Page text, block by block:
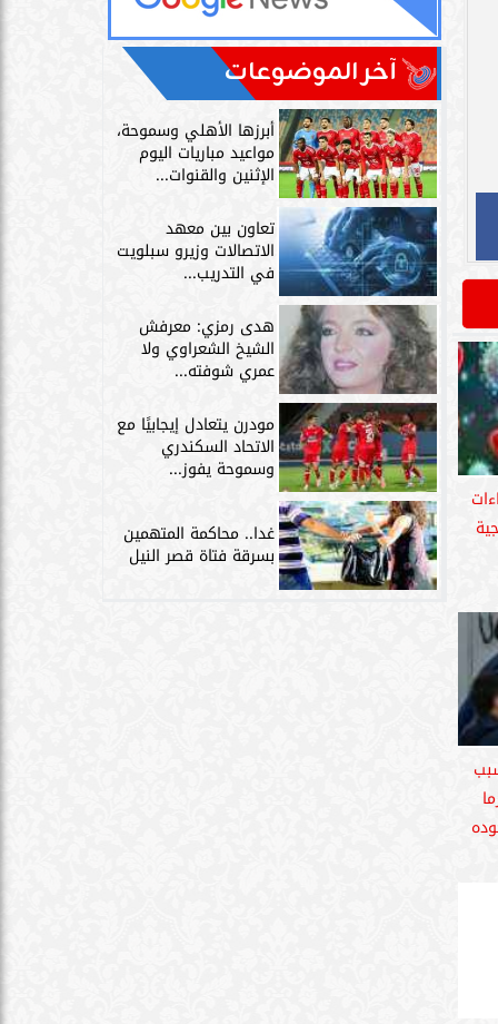
آخر الموضوعات
أبرزها الأهلي وسموحة،
مواعيد مباريات اليوم
الإثنين والقنوات...
تعاون بين معهد
الاتصالات وزيرو سبلويت
في التدريب...
هدى رمزي: معرفش
الشيخ الشعراوي ولا
عمري شوفته...
مودرن يتعادل إيجابيًا مع
الاتحاد السكندري
وسموحة يفوز...
غدا.. محاكمة المتهمين
بسرقة فتاة قصر النيل